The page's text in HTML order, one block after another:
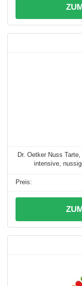
Dr. Oetker Nuss
intensive,